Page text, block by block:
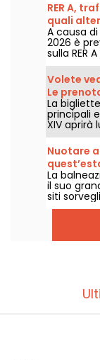
RER A,
quali
A causa
2026 è
sulla RER
Mont
per
Volete
Le
pronti.
La
principali
XIV aprirà
conferma,
ecco tutto
cercare
Nuotare
gratuiti,
La
il suo
siti
punto di
Denis. Ci
per
termine